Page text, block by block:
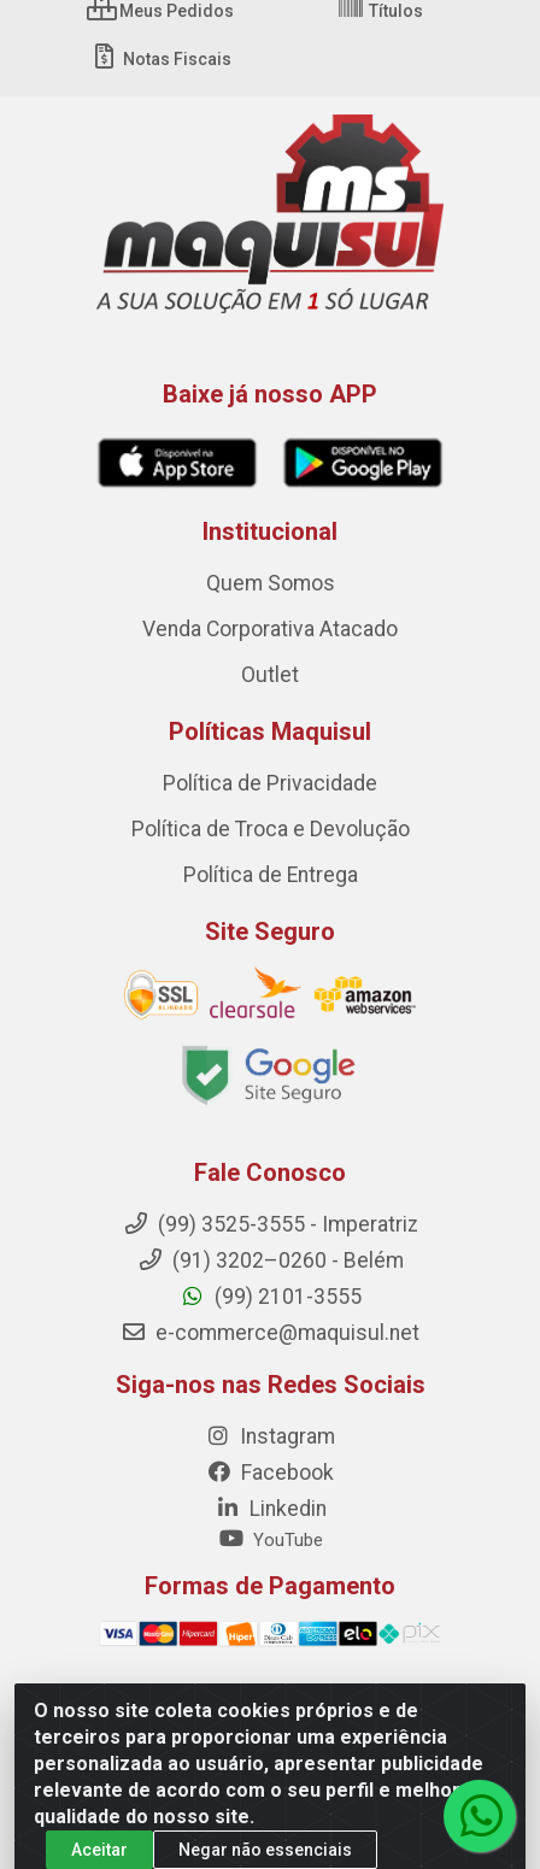
O nosso site coleta cookies próprios e de
terceiros para proporcionar uma experiência
personalizada ao usuário, apresentar publicidade
relevante de acordo com o seu perfil e melhorar a
qualidade do nosso site.
Aceitar Negar não essenciais
Meus Pedidos Títulos
Notas Fiscais
Baixe já nosso APP
Institucional
Quem Somos
Venda Corporativa Atacado
Outlet
Políticas Maquisul
Política de Privacidade
Política de Troca e Devolução
Política de Entrega
Site Seguro
Fale Conosco
(99) 3525-3555 - Imperatriz
(91) 3202–0260 - Belém
(99) 2101-3555
e-commerce@maquisul.net
Siga-nos nas Redes Sociais
Instagram
Facebook
Linkedin
YouTube
Formas de Pagamento
Maquisul Comercial LTDA - Av. Dorgival Pinheiro de
Sousa, 1521 - Centro, Imperatriz/MA - CEP 65903-270 -
CNPJ 69.427.219/0001-78